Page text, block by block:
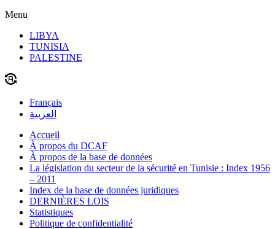
Menu
LIBYA
TUNISIA
PALESTINE
Français
العربية
Accueil
À propos du DCAF
À propos de la base de données
La législation du secteur de la sécurité en Tunisie : Index 1956
– 2011
Index de la base de données juridiques
DERNIÈRES LOIS
Statistiques
Politique de confidentialité